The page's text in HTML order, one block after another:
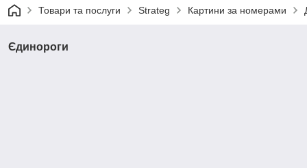
Товари та послуги Strateg Картини за номерами
Єдинороги